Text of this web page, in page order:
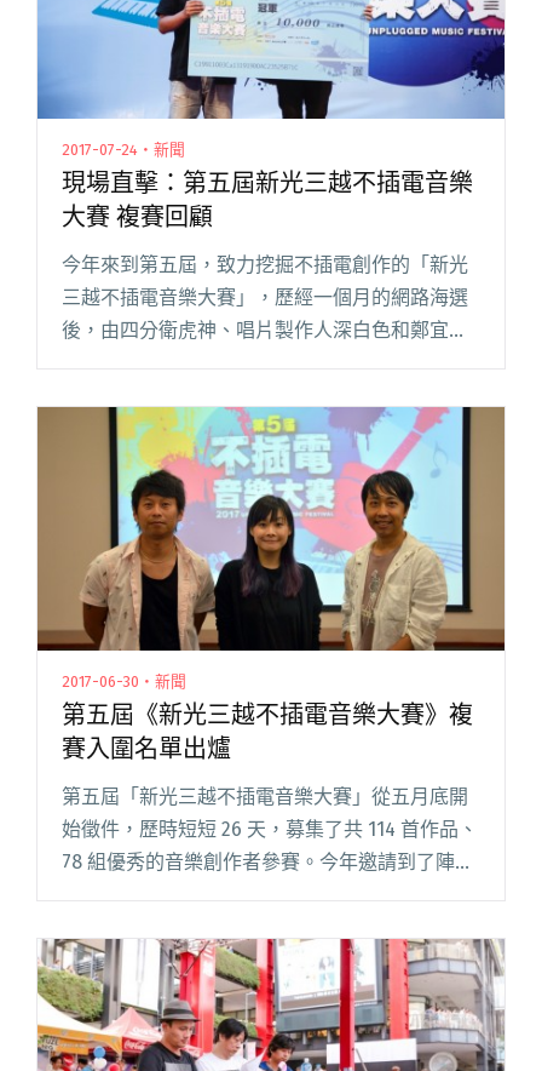
2017-07-24・新聞
現場直擊：第五屆新光三越不插電音樂
大賽 複賽回顧
今年來到第五屆，致力挖掘不插電創作的「新光
三越不插電音樂大賽」，歷經一個月的網路海選
後，由四分衛虎神、唱片製作人深白色和鄭宜農
三位評審挑選出 15 組人馬晉級複賽。上週六
場，現場演出兩首自創曲來閱讀全文 "現場直
擊：第五屆新光三越不插電音樂大賽 複賽回顧"
2017-06-30・新聞
第五屆《新光三越不插電音樂大賽》複
賽入圍名單出爐
第五屆「新光三越不插電音樂大賽」從五月底開
始徵件，歷時短短 26 天，募集了共 114 首作品、
78 組優秀的音樂創作者參賽。今年邀請到了陣容
賽參賽者的導師閱讀全文 "第五屆《新光三越不
插電音樂大賽》複賽入圍名單出爐"